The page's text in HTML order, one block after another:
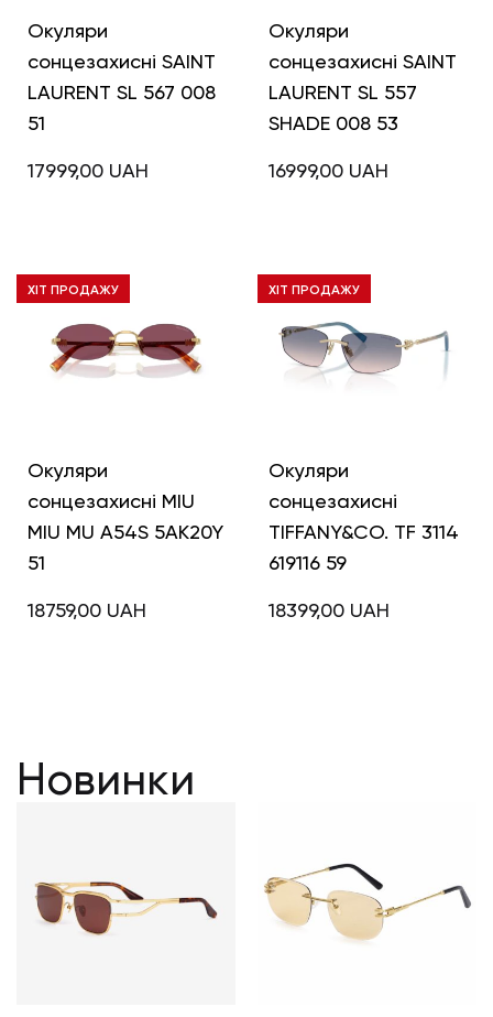
Окуляри
сонцезахисні SAINT
LAURENT SL 567 008
51
17999,00 UAH
Окуляри
сонцезахисні SAINT
LAURENT SL 557
SHADE 008 53
16999,00 UAH
ХІТ ПРОДАЖУ
Окуляри
сонцезахисні MIU
MIU MU A54S 5AK20Y
51
18759,00 UAH
ХІТ ПРОДАЖУ
Окуляри
сонцезахисні
TIFFANY&CO. TF 3114
619116 59
18399,00 UAH
Новинки